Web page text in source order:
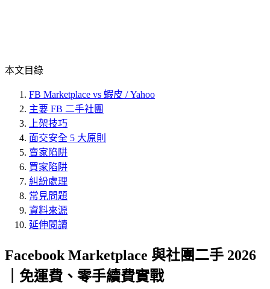
本文目錄
FB Marketplace vs 蝦皮 / Yahoo
主要 FB 二手社團
上架技巧
面交安全 5 大原則
賣家陷阱
買家陷阱
糾紛處理
常見問題
資料來源
延伸閱讀
Facebook Marketplace 與社團二手 2026
｜免運費、零手續費實戰